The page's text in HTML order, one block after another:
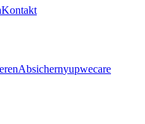
Kontakt
Absichernyupwecare